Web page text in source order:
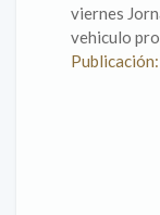
viernes
vehiculo